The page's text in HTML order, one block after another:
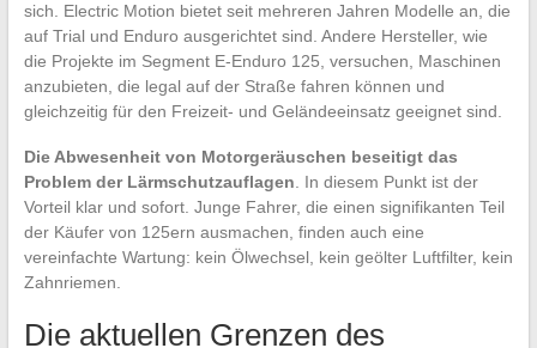
sich. Electric Motion bietet seit mehreren Jahren Modelle an, die
auf Trial und Enduro ausgerichtet sind. Andere Hersteller, wie
die Projekte im Segment E-Enduro 125, versuchen, Maschinen
anzubieten, die legal auf der Straße fahren können und
gleichzeitig für den Freizeit- und Geländeeinsatz geeignet sind.
Die Abwesenheit von Motorgeräuschen beseitigt das
Problem der Lärmschutzauflagen . In diesem Punkt ist der
Vorteil klar und sofort. Junge Fahrer, die einen signifikanten Teil
der Käufer von 125ern ausmachen, finden auch eine
vereinfachte Wartung: kein Ölwechsel, kein geölter Luftfilter, kein
Zahnriemen.
Die aktuellen Grenzen des